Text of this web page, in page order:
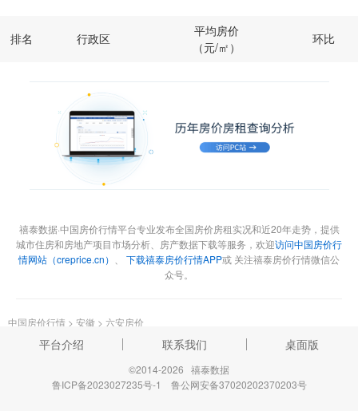
排名 行政区
平均房价
（元/㎡）
环比
禧泰数据·中国房价行情平台专业发布全国房价房租实况和近20年走势，提供
城市住房和房地产项目市场分析、房产数据下载等服务，欢迎访问中国房价行
情网站（creprice.cn）
下载禧泰房价行情APP或 关注禧泰房价行情微信公
众号。
中国房价行情 > 安徽 > 六安房价
平台介绍 联系我们 桌面版
©2014-2026 禧泰数据
鲁ICP备2023027235号-1
鲁公网安备37020202370203号